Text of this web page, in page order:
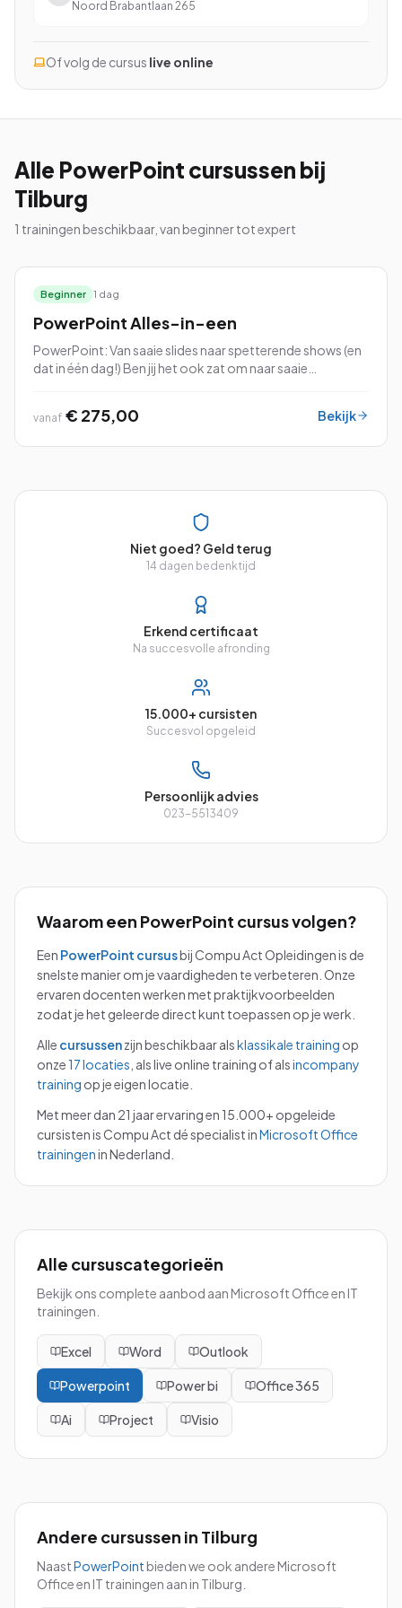
Bekijk alle cursussen
4.8/5 15.000+ deelnemers
Noord Brabantlaan 265
Of volg de cursus live online
Alle PowerPoint cursussen bij
Tilburg
1 trainingen beschikbaar, van beginner tot expert
Beginner 1 dag
PowerPoint Alles-in-een
PowerPoint: Van saaie slides naar spetterende shows (en
dat in één dag!) Ben jij het ook zat om naar saaie
vanaf € 275,00 Bekijk
Niet goed? Geld terug
14 dagen bedenktijd
Erkend certificaat
Na succesvolle afronding
15.000+ cursisten
Succesvol opgeleid
Persoonlijk advies
023-5513409
Waarom een PowerPoint cursus volgen?
Een PowerPoint cursusbij Compu Act Opleidingen is de
snelste manier om je vaardigheden te verbeteren. Onze
ervaren docenten werken met praktijkvoorbeelden
zodat je het geleerde direct kunt toepassen op je werk.
Alle cursussenzijn beschikbaar alsklassikale training op
onze17 locaties , als live online training of alsincompany
training op je eigen locatie.
Met meer dan 21 jaar ervaring en 15.000+ opgeleide
cursisten is Compu Act dé specialist inMicrosoft Office
trainingenin Nederland.
Alle cursuscategorieën
Bekijk ons complete aanbod aan Microsoft Office en IT
trainingen.
Excel Word Outlook
Powerpoint Power bi Office 365
Ai Project Visio
Andere cursussen in Tilburg
NaastPowerPoint bieden we ook andere Microsoft
Office en IT trainingen aan in Tilburg